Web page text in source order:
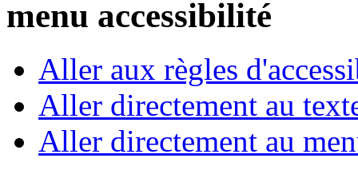
menu accessibilité
Aller aux règles
Aller directement au
Aller directement au